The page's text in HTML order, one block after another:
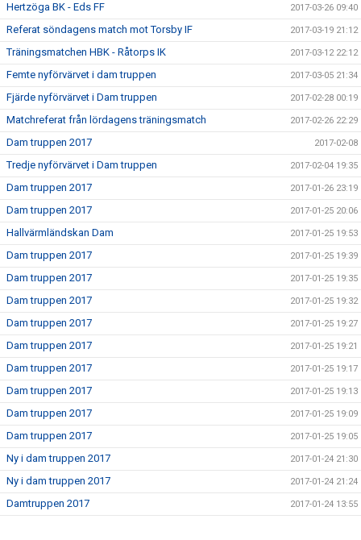
Hertzöga BK - Eds FF 2017-03-26 09:40
Referat söndagens match mot Torsby IF 2017-03-19 21:12
Träningsmatchen HBK - Råtorps IK 2017-03-12 22:12
Femte nyförvärvet i dam truppen 2017-03-05 21:34
Fjärde nyförvärvet i Dam truppen 2017-02-28 00:19
Matchreferat från lördagens träningsmatch 2017-02-26 22:29
Dam truppen 2017 2017-02-08
Tredje nyförvärvet i Dam truppen 2017-02-04 19:35
Dam truppen 2017 2017-01-26 23:19
Dam truppen 2017 2017-01-25 20:06
Hallvärmländskan Dam 2017-01-25 19:53
Dam truppen 2017 2017-01-25 19:39
Dam truppen 2017 2017-01-25 19:35
Dam truppen 2017 2017-01-25 19:32
Dam truppen 2017 2017-01-25 19:27
Dam truppen 2017 2017-01-25 19:21
Dam truppen 2017 2017-01-25 19:17
Dam truppen 2017 2017-01-25 19:13
Dam truppen 2017 2017-01-25 19:09
Dam truppen 2017 2017-01-25 19:05
Ny i dam truppen 2017 2017-01-24 21:30
Ny i dam truppen 2017 2017-01-24 21:24
Damtruppen 2017 2017-01-24 13:55